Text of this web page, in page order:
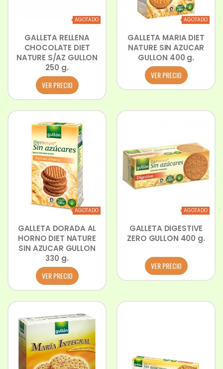
AGOTADO
GALLETA RELLENA
CHOCOLATE DIET
NATURE S/AZ GULLON
250 g.
VER PRECIO
AGOTADO
GALLETA MARIA DIET
NATURE SIN AZUCAR
GULLON 400 g.
VER PRECIO
AGOTADO
GALLETA DORADA AL
HORNO DIET NATURE
SIN AZUCAR GULLON
330 g.
VER PRECIO
AGOTADO
GALLETA DIGESTIVE
ZERO GULLON 400 g.
VER PRECIO